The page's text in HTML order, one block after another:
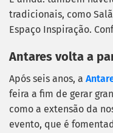
tradicionais, como
Espaço Inspiração.
Antares volta a
Após seis anos, a
feira a fim de gerar
como a extensão da
evento, que é